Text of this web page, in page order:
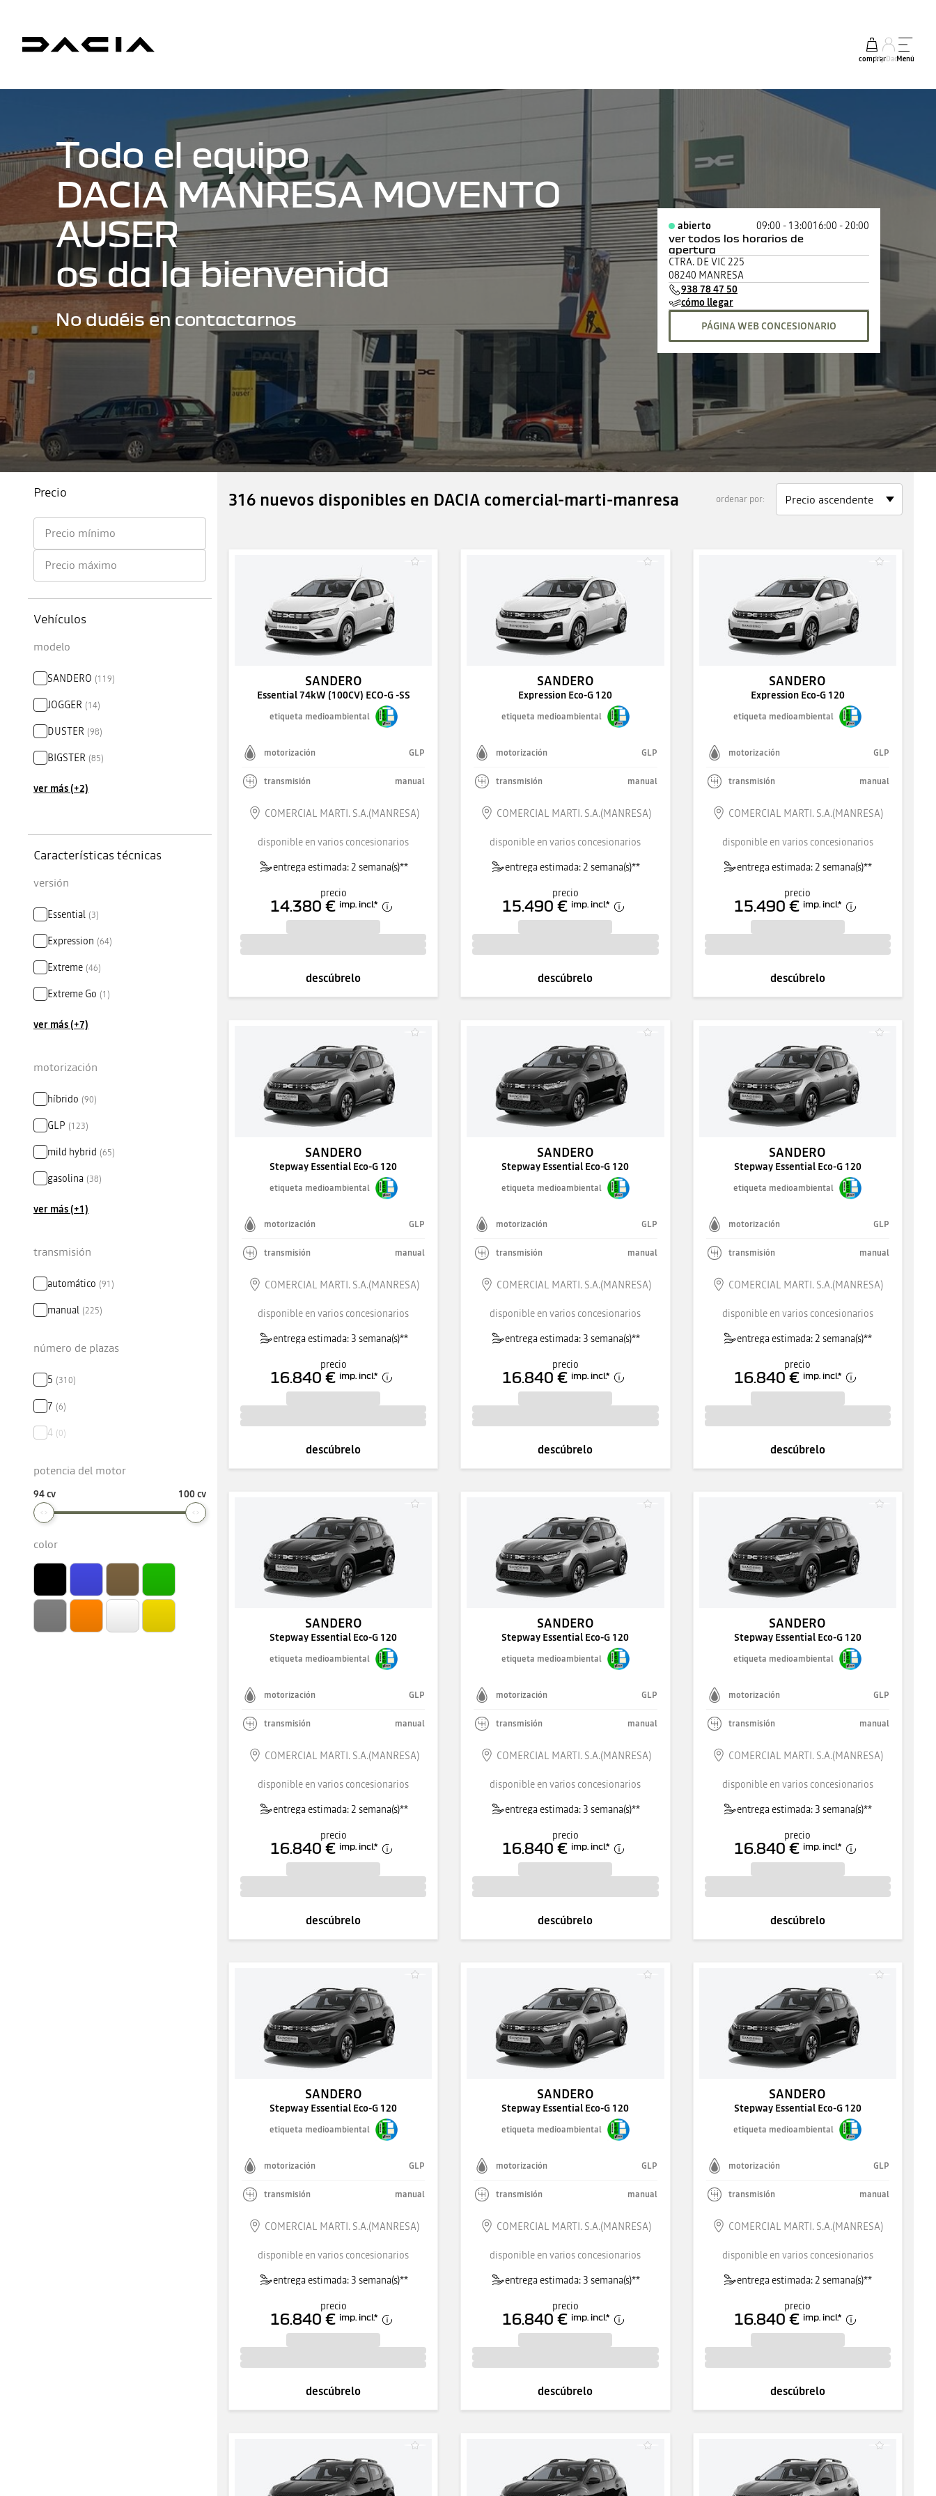
comprarMy DaciaMenú
Todo el equipo
DACIA MANRESA MOVENTO
AUSER
os da la bienvenida
No dudéis en contactarnos
abierto 09:00 - 13:0016:00 - 20:00
ver todos los horarios de
apertura
lunes
martes
miércoles
jueves
viernes
09:00 - 13:0016:00 - 20:00
10:00 - 13:3017:00 - 20:00
domingo
cerrado
CTRA. DE VIC 225
08240 MANRESA
938 78 47 50
cómo llegar
PÁGINA WEB CONCESIONARIO
Precio
Precio mínimo
Precio máximo
Vehículos
modelo
SANDERO (119)
JOGGER (14)
DUSTER (98)
BIGSTER (85)
ver más (+2)
Características técnicas
versión
Essential (3)
Expression (64)
Extreme (46)
Extreme Go (1 )
ver más (+7)
motorización
híbrido (90)
GLP (123)
mild hybrid (65)
gasolina (38)
ver más (+1)
transmisión
automático (91 )
manual (225)
número de plazas
5 (310)
7 (6)
4 (0)
potencia del motor
94 cv 100 cv
color
316 nuevos disponibles en DACIA comercial-marti-manresa ordenar por:
SANDERO
Essential 74kW (100CV) ECO-G -SS
etiqueta medioambiental
motorización GLP
transmisión manual
COMERCIAL MARTI. S.A.(MANRESA)
disponible en varios concesionarios
entrega estimada: 2 semana(s)**
precio
14.380 € imp. incl.*
descúbrelo
SANDERO
Expression Eco-G 120
etiqueta medioambiental
motorización GLP
transmisión manual
COMERCIAL MARTI. S.A.(MANRESA)
disponible en varios concesionarios
entrega estimada: 2 semana(s)**
precio
15.490 € imp. incl.*
descúbrelo
SANDERO
Expression Eco-G 120
etiqueta medioambiental
motorización GLP
transmisión manual
COMERCIAL MARTI. S.A.(MANRESA)
disponible en varios concesionarios
entrega estimada: 2 semana(s)**
precio
15.490 € imp. incl.*
descúbrelo
SANDERO
Stepway Essential Eco-G 120
etiqueta medioambiental
motorización GLP
transmisión manual
COMERCIAL MARTI. S.A.(MANRESA)
disponible en varios concesionarios
entrega estimada: 3 semana(s)**
precio
16.840 € imp. incl.*
descúbrelo
SANDERO
Stepway Essential Eco-G 120
etiqueta medioambiental
motorización GLP
transmisión manual
COMERCIAL MARTI. S.A.(MANRESA)
disponible en varios concesionarios
entrega estimada: 3 semana(s)**
precio
16.840 € imp. incl.*
descúbrelo
SANDERO
Stepway Essential Eco-G 120
etiqueta medioambiental
motorización GLP
transmisión manual
COMERCIAL MARTI. S.A.(MANRESA)
disponible en varios concesionarios
entrega estimada: 2 semana(s)**
precio
16.840 € imp. incl.*
descúbrelo
SANDERO
Stepway Essential Eco-G 120
etiqueta medioambiental
motorización GLP
transmisión manual
COMERCIAL MARTI. S.A.(MANRESA)
disponible en varios concesionarios
entrega estimada: 2 semana(s)**
precio
16.840 € imp. incl.*
descúbrelo
SANDERO
Stepway Essential Eco-G 120
etiqueta medioambiental
motorización GLP
transmisión manual
COMERCIAL MARTI. S.A.(MANRESA)
disponible en varios concesionarios
entrega estimada: 3 semana(s)**
precio
16.840 € imp. incl.*
descúbrelo
SANDERO
Stepway Essential Eco-G 120
etiqueta medioambiental
motorización GLP
transmisión manual
COMERCIAL MARTI. S.A.(MANRESA)
disponible en varios concesionarios
entrega estimada: 3 semana(s)**
precio
16.840 € imp. incl.*
descúbrelo
SANDERO
Stepway Essential Eco-G 120
etiqueta medioambiental
motorización GLP
transmisión manual
COMERCIAL MARTI. S.A.(MANRESA)
disponible en varios concesionarios
entrega estimada: 3 semana(s)**
precio
16.840 € imp. incl.*
descúbrelo
SANDERO
Stepway Essential Eco-G 120
etiqueta medioambiental
motorización GLP
transmisión manual
COMERCIAL MARTI. S.A.(MANRESA)
disponible en varios concesionarios
entrega estimada: 3 semana(s)**
precio
16.840 € imp. incl.*
descúbrelo
SANDERO
Stepway Essential Eco-G 120
etiqueta medioambiental
motorización GLP
transmisión manual
COMERCIAL MARTI. S.A.(MANRESA)
disponible en varios concesionarios
entrega estimada: 2 semana(s)**
precio
16.840 € imp. incl.*
descúbrelo